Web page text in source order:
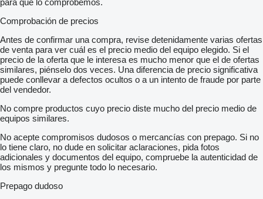
para que lo comprobemos.
Comprobación de precios
Antes de confirmar una compra, revise detenidamente varias ofertas
de venta para ver cuál es el precio medio del equipo elegido. Si el
precio de la oferta que le interesa es mucho menor que el de ofertas
similares, piénselo dos veces. Una diferencia de precio significativa
puede conllevar a defectos ocultos o a un intento de fraude por parte
del vendedor.
No compre productos cuyo precio diste mucho del precio medio de
equipos similares.
No acepte compromisos dudosos o mercancías con prepago. Si no
lo tiene claro, no dude en solicitar aclaraciones, pida fotos
adicionales y documentos del equipo, compruebe la autenticidad de
los mismos y pregunte todo lo necesario.
Prepago dudoso